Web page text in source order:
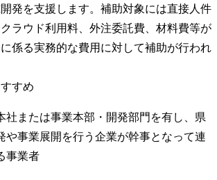
発を支援します。補助対象には直接人件
ラウド利用料、外注委託費、材料費等が
係る実務的な費用に対して補助が行われ
すめ
社または事業本部・開発部門を有し、県
や事業展開を行う企業が幹事となって連
事業者